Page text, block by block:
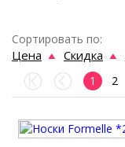
Сортировать по:
Цена Скидка
1 2